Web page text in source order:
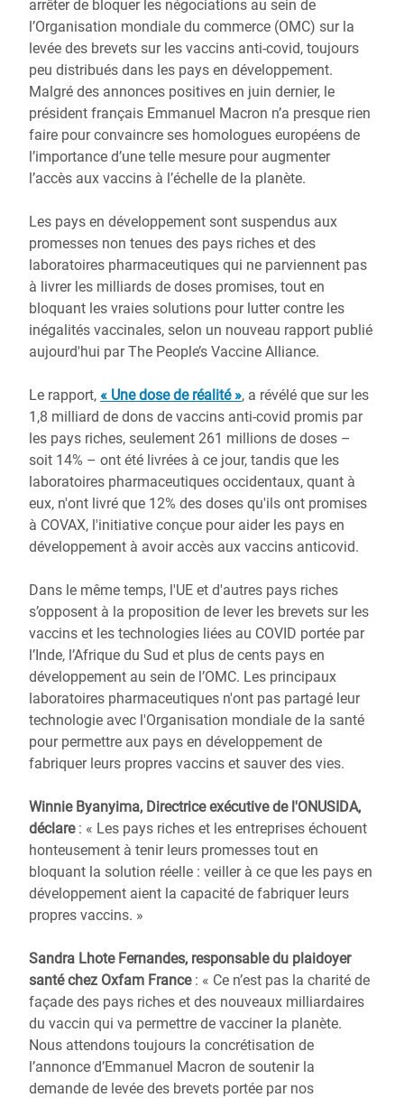
arrêter de bloquer les négociations au sein de
l’Organisation mondiale du commerce (OMC) sur la
levée des brevets sur les vaccins anti-covid, toujours
peu distribués dans les pays en développement.
Malgré des annonces positives en juin dernier, le
président français Emmanuel Macron n’a presque rien
faire pour convaincre ses homologues européens de
l’importance d’une telle mesure pour augmenter
l’accès aux vaccins à l’échelle de la planète.
Les pays en développement sont suspendus aux
promesses non tenues des pays riches et des
laboratoires pharmaceutiques qui ne parviennent pas
à livrer les milliards de doses promises, tout en
bloquant les vraies solutions pour lutter contre les
inégalités vaccinales, selon un nouveau rapport publié
aujourd'hui par The People’s Vaccine Alliance.
Le rapport, « Une dose de réalité », a révélé que sur les
1,8 milliard de dons de vaccins anti-covid promis par
les pays riches, seulement 261 millions de doses –
soit 14% – ont été livrées à ce jour, tandis que les
laboratoires pharmaceutiques occidentaux, quant à
eux, n'ont livré que 12% des doses qu'ils ont promises
à COVAX, l'initiative conçue pour aider les pays en
développement à avoir accès aux vaccins anticovid.
Dans le même temps, l'UE et d'autres pays riches
s’opposent à la proposition de lever les brevets sur les
vaccins et les technologies liées au COVID portée par
l’Inde, l’Afrique du Sud et plus de cents pays en
développement au sein de l’OMC. Les principaux
laboratoires pharmaceutiques n'ont pas partagé leur
technologie avec l'Organisation mondiale de la santé
pour permettre aux pays en développement de
fabriquer leurs propres vaccins et sauver des vies.
Winnie Byanyima, Directrice exécutive de l'ONUSIDA,
déclare : « Les pays riches et les entreprises échouent
honteusement à tenir leurs promesses tout en
bloquant la solution réelle : veiller à ce que les pays en
développement aient la capacité de fabriquer leurs
propres vaccins. »
Sandra Lhote Fernandes, responsable du plaidoyer
santé chez Oxfam France : « Ce n’est pas la charité de
façade des pays riches et des nouveaux milliardaires
du vaccin qui va permettre de vacciner la planète.
Nous attendons toujours la concrétisation de
l’annonce d’Emmanuel Macron de soutenir la
demande de levée des brevets portée par nos